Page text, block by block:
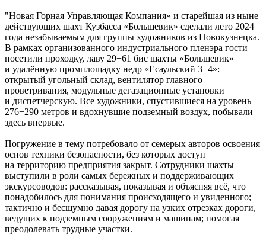
"Новая Горная Управляющая Компания» и старейшая из ныне
действующих шахт Кузбасса «Большевик» сделали лето 2024
года незабываемым для группы художников из Новокузнецка.
В рамках организованного индустриального пленэра гости
посетили проходку, лаву 29−61 бис шахты «Большевик»
и удалённую промплощадку недр «Есаульский 3−4»:
открытый угольный склад, вентилятор главного
проветривания, модульные дегазационные установки
и диспетчерскую. Все художники, спустившиеся на уровень
276−290 метров и вдохнувшие подземный воздух, побывали
здесь впервые.
Погружение в тему потребовало от семерых авторов освоения
основ техники безопасности, без которых доступ
на территорию предприятия закрыт. Сотрудники шахты
выступили в роли самых бережных и поддерживающих
экскурсоводов: рассказывая, показывая и объясняя всё, что
понадобилось для понимания происходящего и увиденного;
тактично и бесшумно давая дорогу на узких отрезках дороги,
ведущих к подземным сооружениям и машинам; помогая
преодолевать трудные участки.